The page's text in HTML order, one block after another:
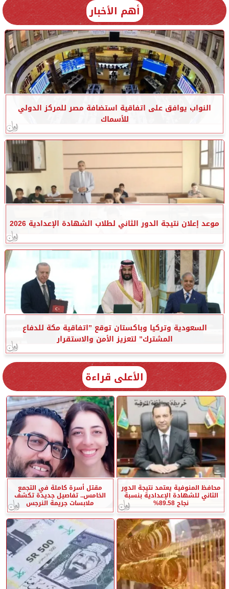
أهم الأخبار
النواب يوافق على اتفاقية استضافة مصر للمركز الدولي
للأسماك
موعد إعلان نتيجة الدور الثاني لطلاب الشهادة الإعدادية 2026
السعودية وتركيا وباكستان توقع ”اتفاقية مكة للدفاع
المشترك” لتعزيز الأمن والاستقرار
الأعلى قراءة
محافظ المنوفية يعتمد نتيجة الدور
الثاني للشهادة الإعدادية بنسبة
نجاح 89.58%
مقتل أسرة كاملة في التجمع
الخامس.. تفاصيل جديدة تكشف
ملابسات جريمة النرجس